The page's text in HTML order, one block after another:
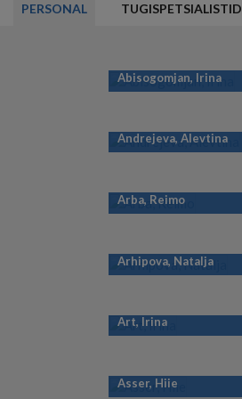
PERSONAL TUGISPETSIALISTID
Abisogomjan, Irina
Andrejeva, Alevtina
Arba, Reimo
Arhipova, Natalja
Art, Irina
Asser, Hiie